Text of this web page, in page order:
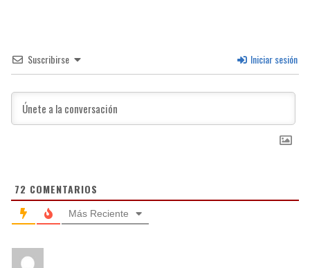
Suscribirse Iniciar sesión
72 COMENTARIOS
Más Reciente